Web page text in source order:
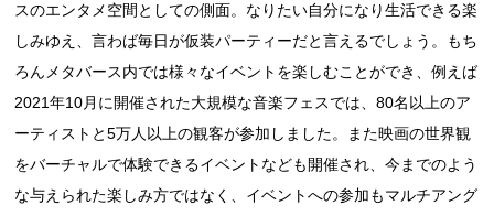
スのエンタメ空間としての側面。なりたい自分になり生活できる楽
しみゆえ、言わば毎日が仮装パーティーだと言えるでしょう。もち
ろんメタバース内では様々なイベントを楽しむことができ、例えば
2021年10月に開催された大規模な音楽フェスでは、80名以上のア
ーティストと5万人以上の観客が参加しました。また映画の世界観
をバーチャルで体験できるイベントなども開催され、今までのよう
な与えられた楽しみ方ではなく、イベントへの参加もマルチアング